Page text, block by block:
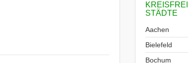
STÄDTE
Aachen
Bielefeld
Bochum